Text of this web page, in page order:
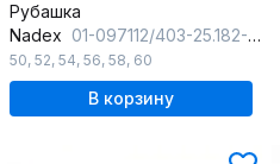
Рубашка
Nadex 01-097112/403-25.182-188
50, 52, 54, 56, 58, 60
В корзину